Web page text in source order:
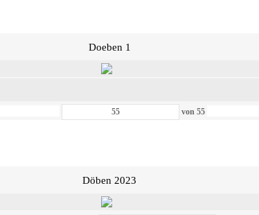
Doeben 1
von55
Döben 2023